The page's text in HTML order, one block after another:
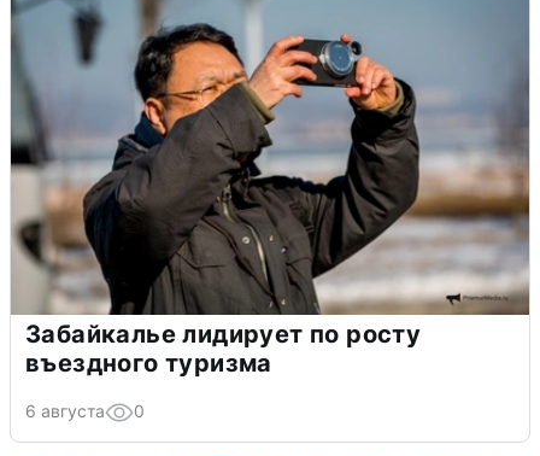
Забайкалье лидирует по росту
въездного туризма
6 августа 0